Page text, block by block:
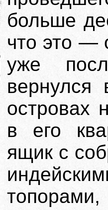
больше
что это —
уже
вернулся
островах
в его
ящик с